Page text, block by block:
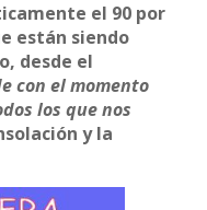
el 90 por
están siendo
desde el
con el momento
los que nos
y la